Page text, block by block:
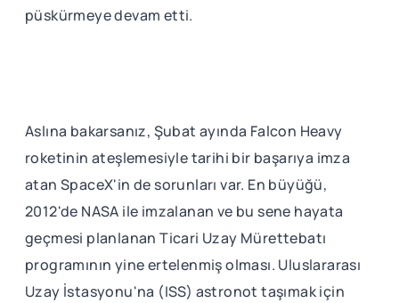
püskürmeye devam etti.
Aslına bakarsanız, Şubat ayında Falcon Heavy
roketinin ateşlemesiyle tarihi bir başarıya imza
atan SpaceX'in de sorunları var. En büyüğü,
2012'de NASA ile imzalanan ve bu sene hayata
geçmesi planlanan Ticari Uzay Mürettebatı
programının yine ertelenmiş olması. Uluslararası
Uzay İstasyonu'na (ISS) astronot taşımak için